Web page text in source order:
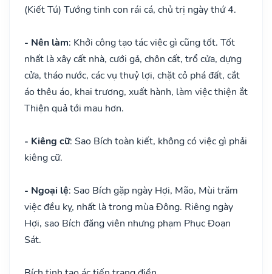
(Kiết Tú) Tướng tinh con rái cá, chủ trị ngày thứ 4.
- Nên làm: Khởi công tạo tác việc gì cũng tốt. Tốt
nhất là xây cất nhà, cưới gả, chôn cất, trổ cửa, dựng
cửa, tháo nước, các vụ thuỷ lợi, chặt cỏ phá đất, cắt
áo thêu áo, khai trương, xuất hành, làm việc thiện ắt
Thiện quả tới mau hơn.
- Kiêng cữ: Sao Bích toàn kiết, không có việc gì phải
kiêng cữ.
- Ngoại lệ: Sao Bích gặp ngày Hợi, Mão, Mùi trăm
việc đều kỵ, nhất là trong mùa Đông. Riêng ngày
Hợi, sao Bích đăng viên nhưng phạm Phục Đoạn
Sát.